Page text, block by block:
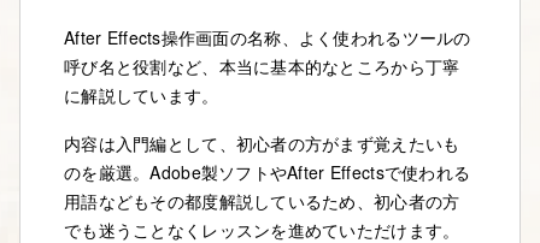
After Effects操作画面の名称、よく使われるツールの
呼び名と役割など、本当に基本的なところから丁寧
に解説しています。
内容は入門編として、初心者の方がまず覚えたいも
のを厳選。Adobe製ソフトやAfter Effectsで使われる
用語などもその都度解説しているため、初心者の方
でも迷うことなくレッスンを進めていただけます。